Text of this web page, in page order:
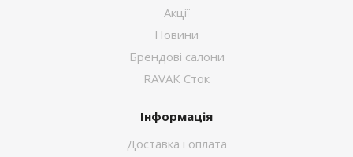
Акції
Новини
Брендові салони
RAVAK Сток
Інформація
Доставка і оплата